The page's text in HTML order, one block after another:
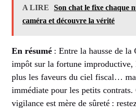
A LIRE
Son chat le fixe chaque
caméra et découvre la vérité
En résumé : Entre la hausse de
impôt sur la fortune improductive,
plus les faveurs du ciel fiscal…
immédiate pour les petits contrats.
vigilance est mère de sûreté :